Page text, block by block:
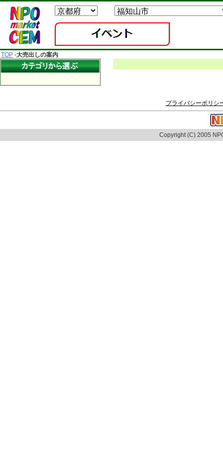
TOP -大売出しの案内
プライバシーポリシ
Copyright (C) 2005